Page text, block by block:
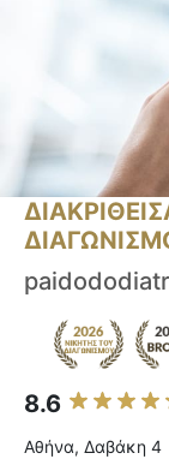
8.6
Αθήνα, Δαβάκη 4